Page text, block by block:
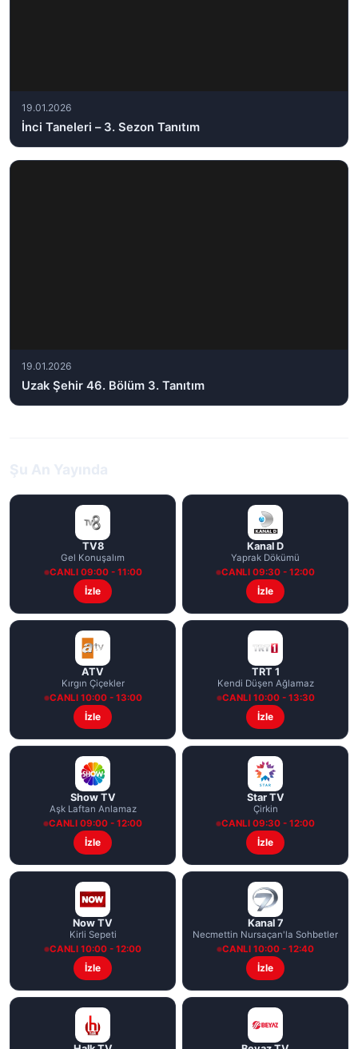
19.01.2026
İnci Taneleri – 3. Sezon Tanıtım
19.01.2026
Uzak Şehir 46. Bölüm 3. Tanıtım
TV8
Gel Konuşalım
CANLI 09:00 - 11:00
İzle
Kanal D
Yaprak Dökümü
CANLI 09:30 - 12:00
İzle
ATV
Kırgın Çiçekler
CANLI 10:00 - 13:00
İzle
TRT 1
Kendi Düşen Ağlamaz
CANLI 10:00 - 13:30
İzle
Show TV
Aşk Laftan Anlamaz
CANLI 09:00 - 12:00
İzle
Star TV
Çirkin
CANLI 09:30 - 12:00
İzle
Now TV
Kirli Sepeti
CANLI 10:00 - 12:00
İzle
Kanal 7
Necmettin Nursaçan'la Sohbetler
CANLI 10:00 - 12:40
İzle